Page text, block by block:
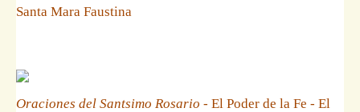
Santa Mara Faustina
Oraciones del Santsimo Rosario - El Poder de la Fe - El